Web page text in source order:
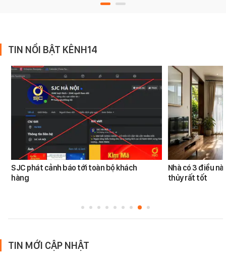
TIN NỔI BẬT KÊNH14
SJC phát cảnh báo tới toàn bộ khách
hàng
Nhà có 3 điều
thủy rất tốt
TIN MỚI CẬP NHẬT